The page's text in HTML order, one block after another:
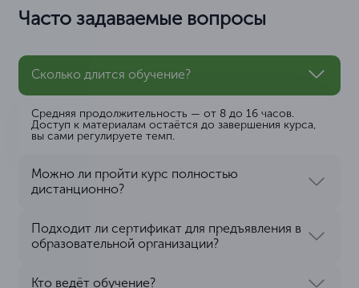
Часто задаваемые вопросы
Сколько длится обучение?
Средняя продолжительность — от 8 до 16 часов.
Доступ к материалам остаётся до завершения курса,
вы сами регулируете темп.
Можно ли пройти курс полностью
дистанционно?
Подходит ли сертификат для предъявления в
образовательной организации?
Кто ведёт обучение?